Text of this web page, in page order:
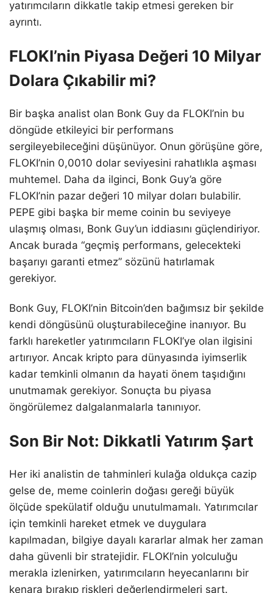
yatırımcıların dikkatle takip etmesi gereken bir
ayrıntı.
FLOKI’nin Piyasa Değeri 10 Milyar
Dolara Çıkabilir mi?
Bir başka analist olan Bonk Guy da FLOKI’nin bu
döngüde etkileyici bir performans
sergileyebileceğini düşünüyor. Onun görüşüne göre,
FLOKI’nin 0,0010 dolar seviyesini rahatlıkla aşması
muhtemel. Daha da ilginci, Bonk Guy’a göre
FLOKI’nin pazar değeri 10 milyar doları bulabilir.
PEPE gibi başka bir meme coinin bu seviyeye
ulaşmış olması, Bonk Guy’un iddiasını güçlendiriyor.
Ancak burada “geçmiş performans, gelecekteki
başarıyı garanti etmez” sözünü hatırlamak
gerekiyor.
Bonk Guy, FLOKI’nin Bitcoin’den bağımsız bir şekilde
kendi döngüsünü oluşturabileceğine inanıyor. Bu
farklı hareketler yatırımcıların FLOKI’ye olan ilgisini
artırıyor. Ancak kripto para dünyasında iyimserlik
kadar temkinli olmanın da hayati önem taşıdığını
unutmamak gerekiyor. Sonuçta bu piyasa
öngörülemez dalgalanmalarla tanınıyor.
Son Bir Not: Dikkatli Yatırım Şart
Her iki analistin de tahminleri kulağa oldukça cazip
gelse de, meme coinlerin doğası gereği büyük
ölçüde spekülatif olduğu unutulmamalı. Yatırımcılar
için temkinli hareket etmek ve duygulara
kapılmadan, bilgiye dayalı kararlar almak her zaman
daha güvenli bir stratejidir. FLOKI’nin yolculuğu
merakla izlenirken, yatırımcıların heyecanlarını bir
kenara bırakıp riskleri değerlendirmeleri şart.